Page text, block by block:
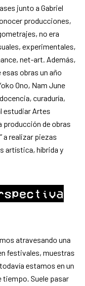
junto a Gabriel
producciones,
no era
experimentales,
net-art. Además,
obras un año
Ono, Nam June
curaduría,
estudiar Artes
producción de obras
a realizar piezas
artística, híbrida y
atravesando una
festivales, muestras
estamos en un
tiempo. Suele pasar